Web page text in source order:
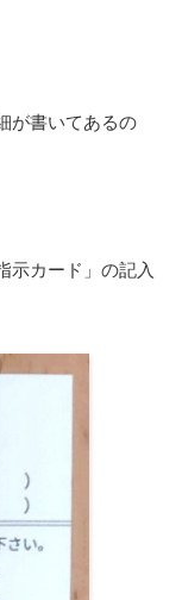
が書いてあるの
示カード」の記入